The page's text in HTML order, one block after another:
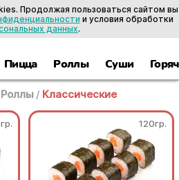
Пицца Роллы Суши
Роллы / Классические
120гр.
Продолжая пользоваться сайтом вы
и условия обработки
данных.